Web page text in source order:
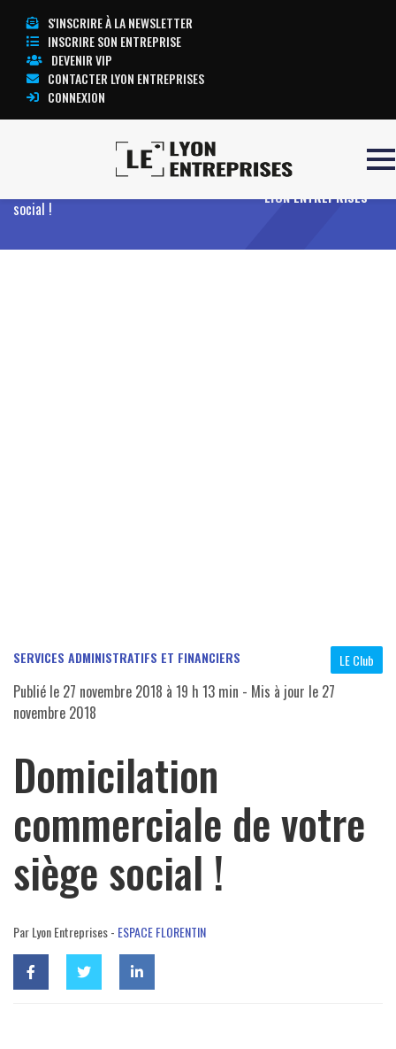
S'INSCRIRE À LA NEWSLETTER
INSCRIRE SON ENTREPRISE
DEVENIR VIP
CONTACTER LYON ENTREPRISES
CONNEXION
Offres
social !
TOUTE L’ACTUALITÉ
LYON ENTREPRISES
LE Club
SERVICES ADMINISTRATIFS ET FINANCIERS
Publié le 27 novembre 2018 à 19 h 13 min - Mis à jour le 27
novembre 2018
Domicilation
commerciale de votre
siège social !
Par Lyon Entreprises - ESPACE FLORENTIN